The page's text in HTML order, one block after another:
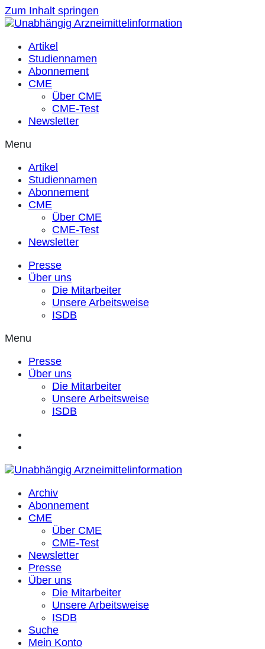
Zum Inhalt springen
Artikel
Studiennamen
Abonnement
CME
Über CME
CME-Test
Newsletter
Menu
Artikel
Studiennamen
Abonnement
CME
Über CME
CME-Test
Newsletter
Presse
Über uns
Die Mitarbeiter
Unsere Arbeitsweise
ISDB
Menu
Presse
Über uns
Die Mitarbeiter
Unsere Arbeitsweise
ISDB
Archiv
Abonnement
CME
Über CME
CME-Test
Newsletter
Presse
Über uns
Die Mitarbeiter
Unsere Arbeitsweise
ISDB
Suche
Mein Konto